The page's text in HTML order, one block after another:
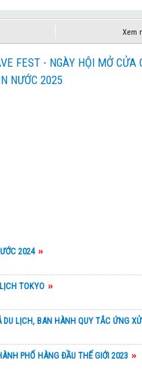
Chương trình
2026
Xem
FEST - NGÀY HỘI MỞ CỬA
NƯỚC 2025
2024
TOKYO
DU LỊCH, BAN HÀNH QUY TẮC ỨNG XỬ
PHỐ HÀNG ĐẦU THẾ GIỚI 2023